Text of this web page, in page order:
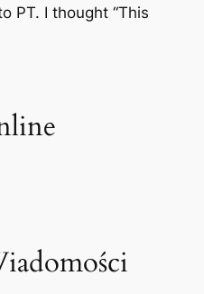
PT. I thought “This